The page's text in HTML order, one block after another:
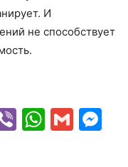
И
не способствует
Viber